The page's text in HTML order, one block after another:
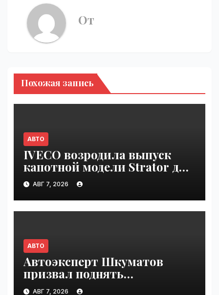
От
Похожая запись
АВТО
IVECO возродила выпуск
капотной модели Strator для
Европы | VseTime.ru
АВГ 7, 2026
АВТО
Автоэксперт Шкуматов
призвал поднять
разрешённую скорость на
АВГ 7, 2026